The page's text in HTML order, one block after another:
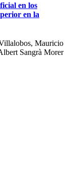
en los
en la
Mauricio
Sangrà Morer